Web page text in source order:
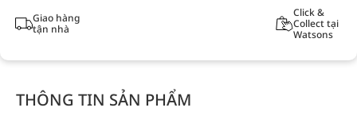
Giao hàng
tận nhà
Click &
Collect tại
Watsons
THÔNG TIN SẢN PHẨM